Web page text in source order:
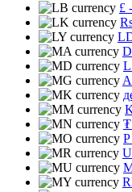
£
L
₮
P